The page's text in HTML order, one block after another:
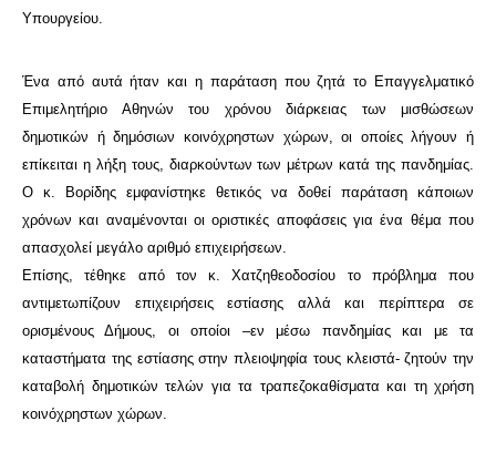
Υπουργείου.
Ένα από αυτά ήταν και η παράταση που ζητά το Επαγγελματικό
Επιμελητήριο Αθηνών του χρόνου διάρκειας των μισθώσεων
δημοτικών ή δημόσιων κοινόχρηστων χώρων, οι οποίες λήγουν ή
επίκειται η λήξη τους, διαρκούντων των μέτρων κατά της πανδημίας.
Ο κ. Βορίδης εμφανίστηκε θετικός να δοθεί παράταση κάποιων
χρόνων και αναμένονται οι οριστικές αποφάσεις για ένα θέμα που
απασχολεί μεγάλο αριθμό επιχειρήσεων.
Επίσης, τέθηκε από τον κ. Χατζηθεοδοσίου το πρόβλημα που
αντιμετωπίζουν επιχειρήσεις εστίασης αλλά και περίπτερα σε
ορισμένους Δήμους, οι οποίοι –εν μέσω πανδημίας και με τα
καταστήματα της εστίασης στην πλειοψηφία τους κλειστά- ζητούν την
καταβολή δημοτικών τελών για τα τραπεζοκαθίσματα και τη χρήση
κοινόχρηστων χώρων.